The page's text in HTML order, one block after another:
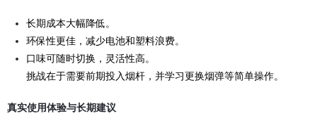
长期成本大幅降低。
环保性更佳，减少电池和塑料浪费。
口味可随时切换，灵活性高。
挑战在于需要前期投入烟杆，并学习更换烟弹等简单操作。
真实使用体验与长期建议